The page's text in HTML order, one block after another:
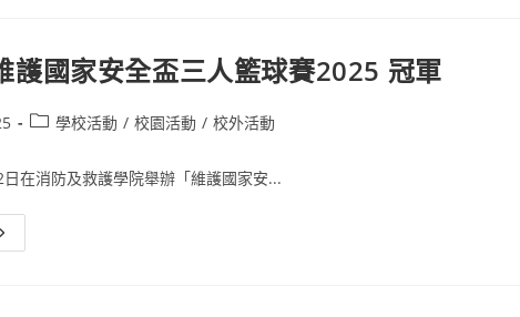
護國家安全盃三人籃球賽2025 冠軍
學校活動 / 校園活動 / 校外活動
在消防及救護學院舉辦「維護國家安...